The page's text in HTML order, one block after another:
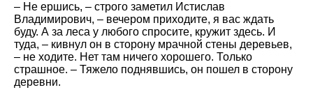
– Не ершись, – строго заметил Истислав
Владимирович, – вечером приходите, я вас ждать
буду. А за леса у любого спросите, кружит здесь. И
туда, – кивнул он в сторону мрачной стены деревьев,
– не ходите. Нет там ничего хорошего. Только
страшное. – Тяжело поднявшись, он пошел в сторону
деревни.